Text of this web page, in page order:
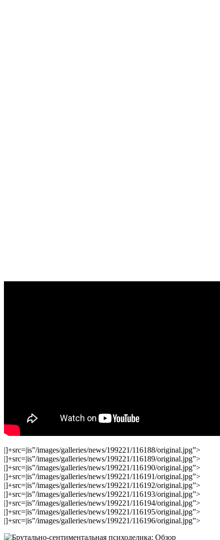
|]+src=|is”/images/galleries/news/199221/116188/original.jpg”>
|]+src=|is”/images/galleries/news/199221/116189/original.jpg”>
|]+src=|is”/images/galleries/news/199221/116190/original.jpg”>
|]+src=|is”/images/galleries/news/199221/116191/original.jpg”>
|]+src=|is”/images/galleries/news/199221/116192/original.jpg”>
|]+src=|is”/images/galleries/news/199221/116193/original.jpg”>
|]+src=|is”/images/galleries/news/199221/116194/original.jpg”>
|]+src=|is”/images/galleries/news/199221/116195/original.jpg”>
|]+src=|is”/images/galleries/news/199221/116196/original.jpg”>